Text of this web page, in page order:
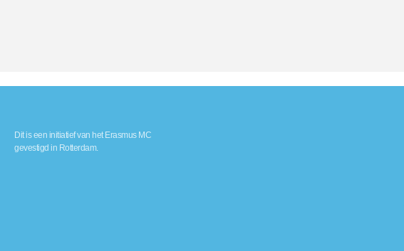
Dit is een initiatief van het Erasmus MC
gevestigd in Rotterdam.